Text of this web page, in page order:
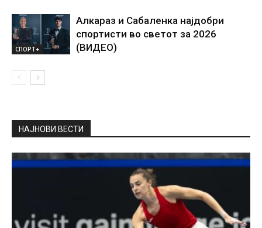
СПОРТ+
Алкараз и Сабаленка најдобри
спортисти во светот за 2026
(ВИДЕО)
НАЈНОВИ ВЕСТИ